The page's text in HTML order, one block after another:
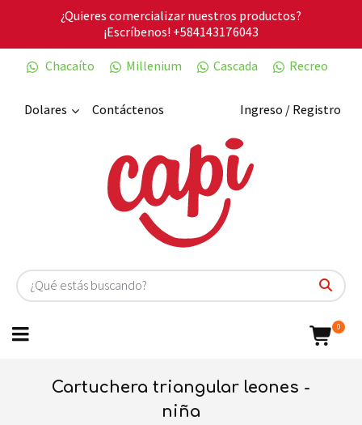
¿Quieres comercializar nuestros productos?
¡Escríbenos!+584143176043
Chacaíto
Millenium Cascada Recreo
Dolares Ingreso / Registro
Contáctenos
0
cartuchera triangular leones -
niña